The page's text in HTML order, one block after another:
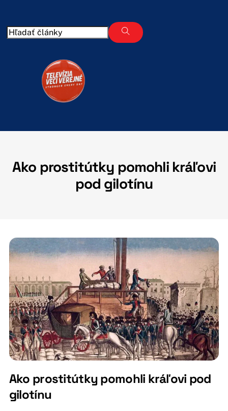
content
Ako prostitútky pomohli kráľovi
pod gilotínu
Ako prostitútky pomohli kráľovi pod
gilotínu